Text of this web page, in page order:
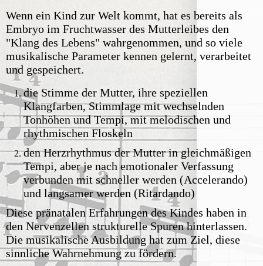
Wenn ein Kind zur Welt kommt, hat es bereits als
Embryo im Fruchtwasser des Mutterleibes den
"Klang des Lebens" wahrgenommen, und so viele
musikalische Parameter kennen gelernt, verarbeitet
und gespeichert.
die Stimme der Mutter, ihre speziellen
Klangfarben, Stimmlage mit wechselnden
Tonhöhen und Tempi, mit melodischen und
rhythmischen Floskeln
den Herzrhythmus der Mutter in gleichmäßigen
Tempi, aber je nach emotionaler Verfassung
verbunden mit schneller werden (Accelerando)
und langsamer werden (Ritardando)
Diese pränatalen Erfahrungen des Kindes haben in
den Nervenzellen strukturelle Spuren hinterlassen.
Die musikalische Ausbildung hat zum Ziel, diese
sinnliche Wahrnehmung zu fördern.